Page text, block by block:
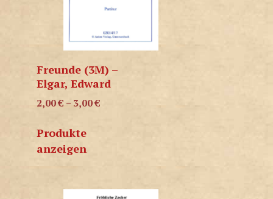
Freunde (3M) –
Elgar, Edward
2,00€ – 3,00€
Produkte
anzeigen